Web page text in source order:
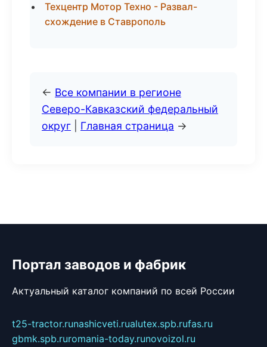
Техцентр Мотор Техно - Развал-
схождение в Ставрополь
← Все компании в регионе
Северо-Кавказский федеральный
округ
Главная страница →
Портал заводов и фабрик
Актуальный каталог компаний по всей России
t25-tractor.runashicveti.rualutex.spb.rufas.ru
gbmk.spb.ruromania-today.runovoizol.ru